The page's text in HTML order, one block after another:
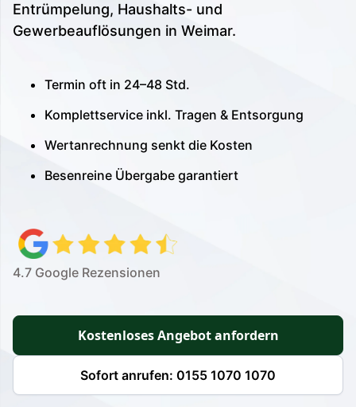
Entrümpelung, Haushalts- und
Gewerbeauflösungen in Weimar.
Termin oft in 24–48 Std.
Komplettservice inkl. Tragen & Entsorgung
Wertanrechnung senkt die Kosten
Besenreine Übergabe garantiert
4.7 Google Rezensionen
Sofort anrufen: 0155 1070 1070
Kostenloses Angebot anfordern